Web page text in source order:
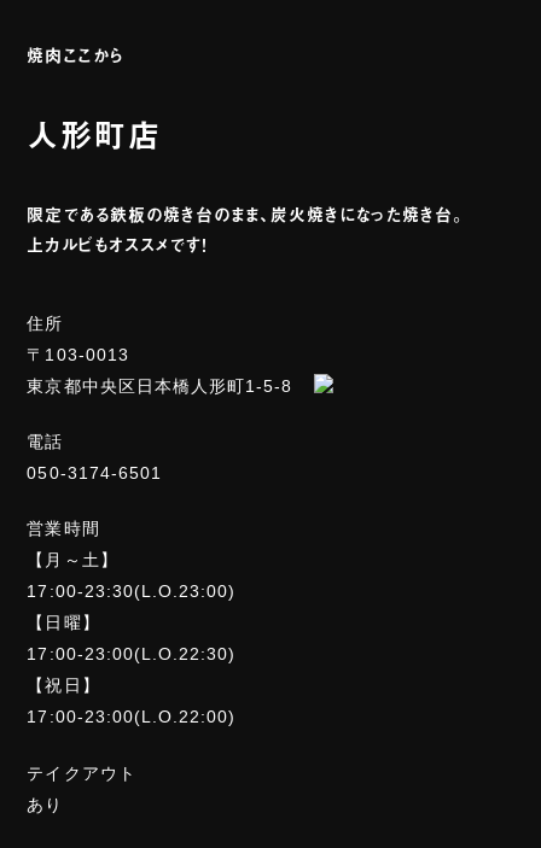
焼肉ここから
人形町店
限定である鉄板の焼き台のまま、炭火焼きになった焼き台。
上カルビもオススメです！
住所
〒103-0013
東京都中央区日本橋人形町1-5-8
電話
050-3174-6501
営業時間
【月～土】
17:00-23:30(L.O.23:00)
【日曜】
17:00-23:00(L.O.22:30)
【祝日】
17:00-23:00(L.O.22:00)
テイクアウト
あり